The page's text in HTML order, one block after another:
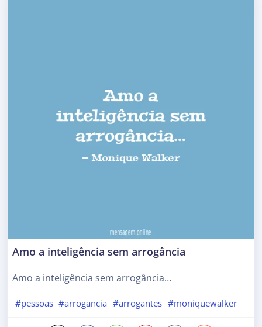
Amo a inteligência sem arrogância
Amo a inteligência sem arrogância…
#pessoas #arrogancia #arrogantes #moniquewalker